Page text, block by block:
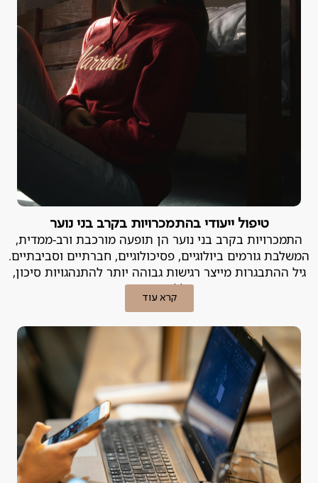
טיפול ייעודי בהתמכרויות בקרב בני נוער
התמכרויות בקרב בני נוער הן תופעה מורכבת ורב-ממדית,
המשלבת גורמים ביולוגיים, פסיכולוגיים, חברתיים וסביבתיים.
גיל ההתבגרות מייצר רגישות גבוהה יותר להתנהגויות סיכון,
ובכללן התמכרות.
קרא עוד